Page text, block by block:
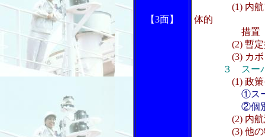
【3面】
(1) 内
体的
措置
(2) 暫定措
(3) カボタ
３ スーパー
(1) 政策
①ス
②個別措
(2) 内航海
(3) 他の物流